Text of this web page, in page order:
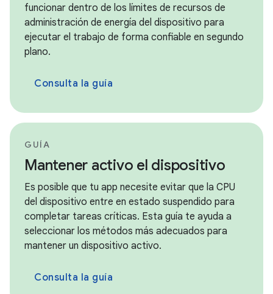
funcionar dentro de los límites de recursos de
administración de energía del dispositivo para
ejecutar el trabajo de forma confiable en segundo
plano.
Consulta la guía
GUÍA
Mantener activo el dispositivo
Es posible que tu app necesite evitar que la CPU
del dispositivo entre en estado suspendido para
completar tareas críticas. Esta guía te ayuda a
seleccionar los métodos más adecuados para
mantener un dispositivo activo.
Consulta la guía